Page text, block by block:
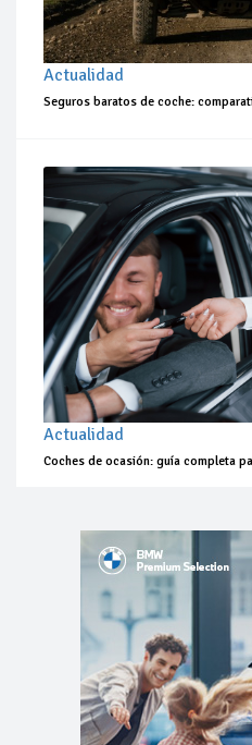
Actualidad
Seguros baratos de coche:
Actualidad
Coches de ocasión: guía completa